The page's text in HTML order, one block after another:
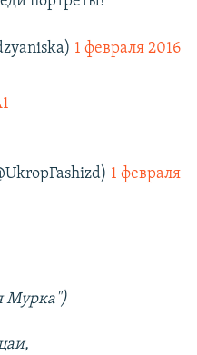
1 февраля 2016
1 февраля
Мурка")